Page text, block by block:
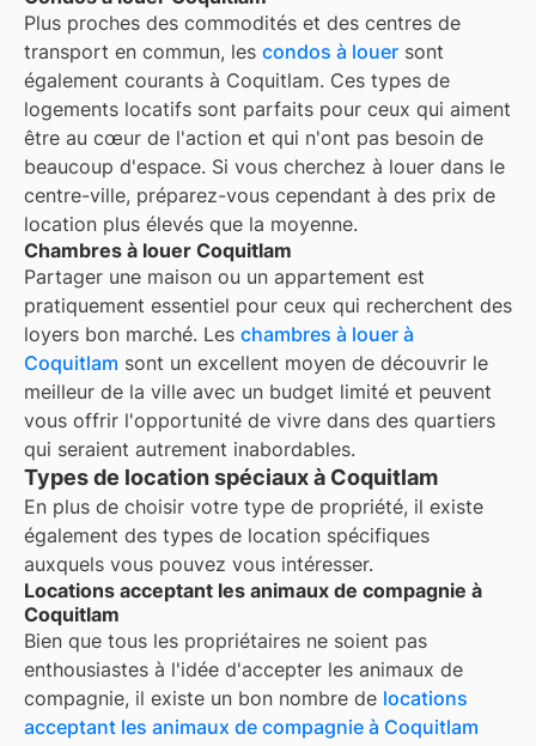
Plus proches des commodités et des centres de
transport en commun, les condos à louer sont
également courants à Coquitlam. Ces types de
logements locatifs sont parfaits pour ceux qui aiment
être au cœur de l'action et qui n'ont pas besoin de
beaucoup d'espace. Si vous cherchez à louer dans le
centre-ville, préparez-vous cependant à des prix de
location plus élevés que la moyenne.
Chambres à louer Coquitlam
Partager une maison ou un appartement est
pratiquement essentiel pour ceux qui recherchent des
loyers bon marché. Les chambres à louer à
Coquitlam sont un excellent moyen de découvrir le
meilleur de la ville avec un budget limité et peuvent
vous offrir l'opportunité de vivre dans des quartiers
qui seraient autrement inabordables.
Types de location spéciaux à Coquitlam
En plus de choisir votre type de propriété, il existe
également des types de location spécifiques
auxquels vous pouvez vous intéresser.
Locations acceptant les animaux de compagnie à
Coquitlam
Bien que tous les propriétaires ne soient pas
enthousiastes à l'idée d'accepter les animaux de
compagnie, il existe un bon nombre de locations
acceptant les animaux de compagnie à Coquitlam